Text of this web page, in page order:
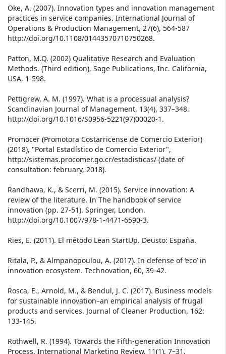
Oke, A. (2007). Innovation types and innovation management
practices in service companies. International Journal of
Operations & Production Management, 27(6), 564-587
http://doi.org/10.1108/01443570710750268.
Patton, M.Q. (2002) Qualitative Research and Evaluation
Methods. (Third edition), Sage Publications, Inc. California,
USA, 1-598.
Pettigrew, A. M. (1997). What is a processual analysis?
Scandinavian Journal of Management, 13(4), 337–348.
http://doi.org/10.1016/S0956-5221(97)00020-1.
Promocer (Promotora Costarricense de Comercio Exterior)
(2018), "Portal Estadístico de Comercio Exterior",
http://sistemas.procomer.go.cr/estadisticas/ (date of
consultation: february, 2018).
Randhawa, K., & Scerri, M. (2015). Service innovation: A
review of the literature. In The handbook of service
innovation (pp. 27-51). Springer, London.
http://doi.org/10.1007/978-1-4471-6590-3.
Ries, E. (2011). El método Lean StartUp. Deusto: España.
Ritala, P., & Almpanopoulou, A. (2017). In defense of ‘eco’ in
innovation ecosystem. Technovation, 60, 39-42.
Rosca, E., Arnold, M., & Bendul, J. C. (2017). Business models
for sustainable innovation–an empirical analysis of frugal
products and services. Journal of Cleaner Production, 162:
133-145.
Rothwell, R. (1994). Towards the Fifth-generation Innovation
Process. International Marketing Review, 11(1), 7–31.